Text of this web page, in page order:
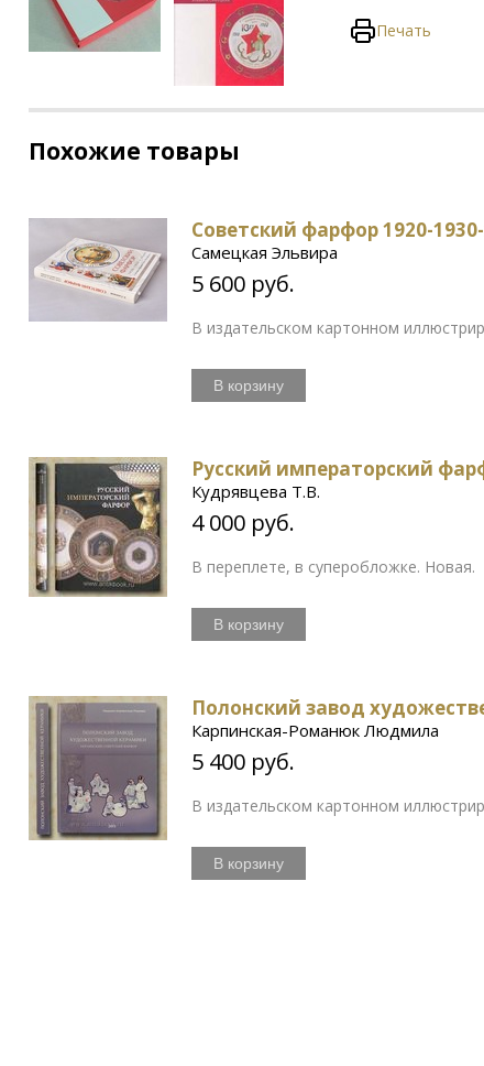
Печать
Похожие товары
Советский фарфор 1920-
Самецкая Эльвира
5 600 руб.
В издательском картонном
В корзину
Русский императорский
Кудрявцева Т.В.
4 000 руб.
В переплете, в суперобложке. Новая.
В корзину
Полонский завод
Карпинская-Романюк Людмила
5 400 руб.
В издательском картонном
В корзину